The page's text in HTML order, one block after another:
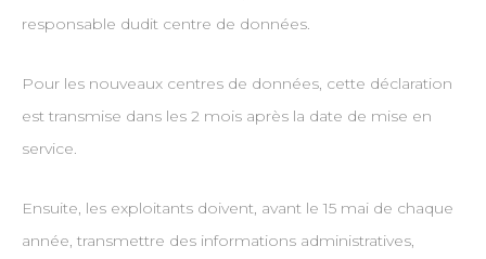
responsable dudit centre de données.
Pour les nouveaux centres de données, cette déclaration
est transmise dans les 2 mois après la date de mise en
service.
Ensuite, les exploitants doivent, avant le 15 mai de chaque
année, transmettre des informations administratives,